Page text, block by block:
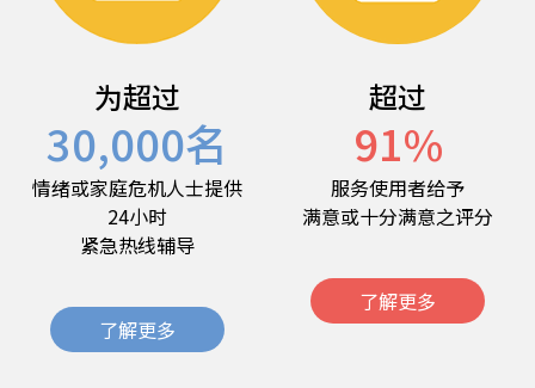
为超过
30,000名
情绪或家庭危机人士提供
24小时
紧急热线辅导
了解更多
超过
91%
服务使用者给予
满意或十分满意之评分
了解更多